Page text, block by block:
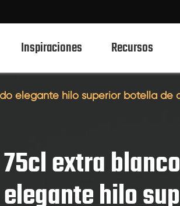
Inspiraciones Recursos
elegante hilo superior botella de
75cl extra
elegante hilo